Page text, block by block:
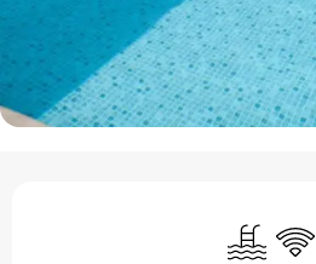
Zwembad
Wifi